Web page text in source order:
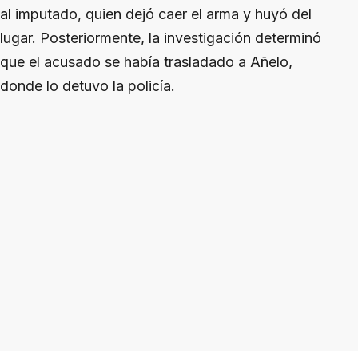
al imputado, quien dejó caer el arma y huyó del
lugar. Posteriormente, la investigación determinó
que el acusado se había trasladado a Añelo,
donde lo detuvo la policía.